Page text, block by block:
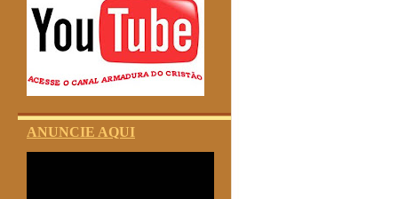
ANUNCIE AQUI